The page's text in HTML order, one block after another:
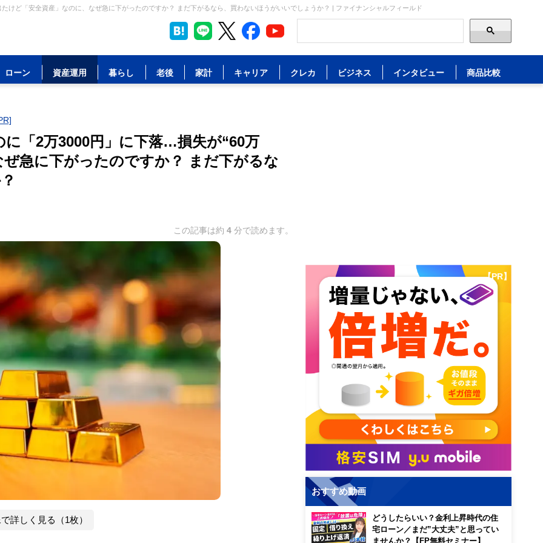
けど「安全資産」なのに、なぜ急に下がったのですか？ まだ下がるなら、買わないほうがいいでしょうか？ | ファイナンシャルフィールド
ローン 資産運用 暮らし 老後 家計 キャリア クレカ ビジネス インタビュー 商品比較
「2万3000円」に下落…損失が“60万
急に下がったのですか？ まだ下がるな
この記事は約 4 分で読めます。
詳しく見る（1枚）
【PR】
おすすめ動画
どうしたらいい？金利上昇時代の住
宅ローン／まだ”大丈夫”と思ってい
ませんか？【FP無料セミナー】